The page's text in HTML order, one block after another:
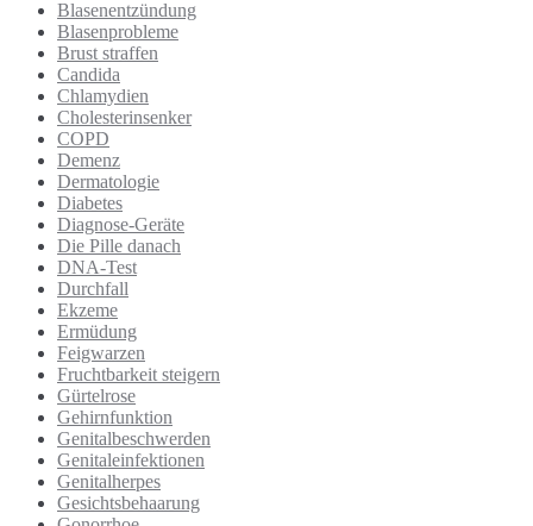
Blasenentzündung
Blasenprobleme
Brust straffen
Candida
Chlamydien
Cholesterinsenker
COPD
Demenz
Dermatologie
Diabetes
Diagnose-Geräte
Die Pille danach
DNA-Test
Durchfall
Ekzeme
Ermüdung
Feigwarzen
Fruchtbarkeit steigern
Gürtelrose
Gehirnfunktion
Genitalbeschwerden
Genitaleinfektionen
Genitalherpes
Gesichtsbehaarung